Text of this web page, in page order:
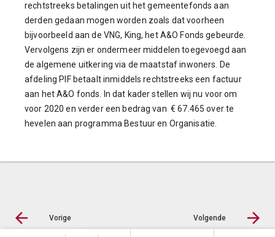
rechtstreeks betalingen uit het gemeentefonds aan
derden gedaan mogen worden zoals dat voorheen
bijvoorbeeld aan de VNG, King, het A&O Fonds gebeurde.
Vervolgens zijn er ondermeer middelen toegevoegd aan
de algemene uitkering via de maatstaf inwoners. De
afdeling PIF betaalt inmiddels rechtstreeks een factuur
aan het A&O fonds. In dat kader stellen wij nu voor om
voor 2020 en verder een bedrag van € 67.465 over te
hevelen aan programma Bestuur en Organisatie.
Vorige Volgende